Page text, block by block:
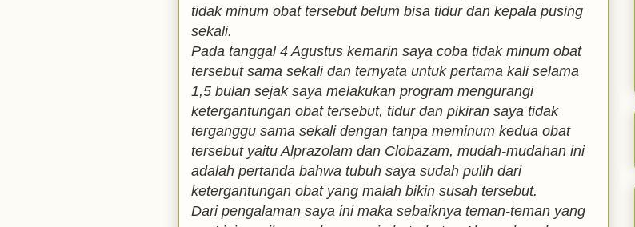
tidak minum obat tersebut belum bisa tidur dan kepala pusing
sekali.
Pada tanggal 4 Agustus kemarin saya coba tidak minum obat
tersebut sama sekali dan ternyata untuk pertama kali selama
1,5 bulan sejak saya melakukan program mengurangi
ketergantungan obat tersebut, tidur dan pikiran saya tidak
terganggu sama sekali dengan tanpa meminum kedua obat
tersebut yaitu Alprazolam dan Clobazam, mudah-mudahan ini
adalah pertanda bahwa tubuh saya sudah pulih dari
ketergantungan obat yang malah bikin susah tersebut.
Dari pengalaman saya ini maka sebaiknya teman-teman yang